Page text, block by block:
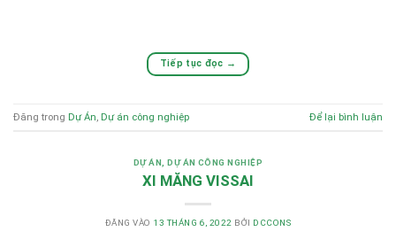
Tiếp tục đọc →
Đăng trong Dự Án, Dự án công nghiệp Để lại bình luận
DỰ ÁN,DỰ ÁN CÔNG NGHIỆP
XI MĂNG VISSAI
ĐĂNG VÀO 13 THÁNG 6, 2022 BỞI DCCONS